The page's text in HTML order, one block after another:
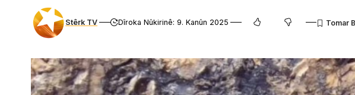
Stêrk TV Dîroka Nûkirinê: 9. Kanûn 2025